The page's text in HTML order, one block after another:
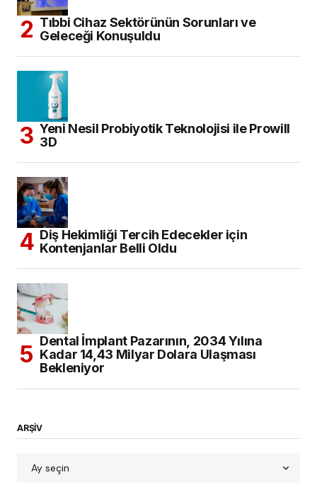
Tıbbi Cihaz Sektörünün Sorunları ve
Geleceği Konuşuldu
Yeni Nesil Probiyotik Teknolojisi ile Prowill
3D
Diş Hekimliği Tercih Edecekler için
Kontenjanlar Belli Oldu
Dental İmplant Pazarının, 2034 Yılına
Kadar 14,43 Milyar Dolara Ulaşması
Bekleniyor
ARŞİV